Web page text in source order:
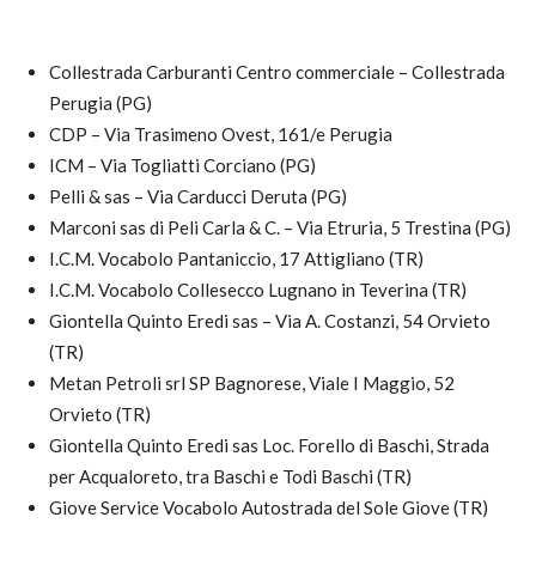
Collestrada Carburanti Centro commerciale – Collestrada
Perugia (PG)
CDP – Via Trasimeno Ovest, 161/e Perugia
ICM – Via Togliatti Corciano (PG)
Pelli & sas – Via Carducci Deruta (PG)
Marconi sas di Peli Carla & C. – Via Etruria, 5 Trestina (PG)
I.C.M. Vocabolo Pantaniccio, 17 Attigliano (TR)
I.C.M. Vocabolo Collesecco Lugnano in Teverina (TR)
Giontella Quinto Eredi sas – Via A. Costanzi, 54 Orvieto
(TR)
Metan Petroli srl SP Bagnorese, Viale I Maggio, 52
Orvieto (TR)
Giontella Quinto Eredi sas Loc. Forello di Baschi, Strada
per Acqualoreto, tra Baschi e Todi Baschi (TR)
Giove Service Vocabolo Autostrada del Sole Giove (TR)